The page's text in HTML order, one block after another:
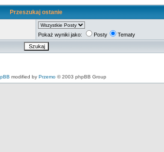
Przeszukaj ostanie
Pokaż wyniki jako: Posty Tematy
modified by Przemo © 2003 phpBB Group